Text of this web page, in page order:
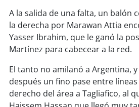
soytalcahuano
soyconcepción
soyarauco
A la salida de una falta, un balón
la derecha por Marawan Attia
Yasser Ibrahim, que le ganó la
Martínez para cabecear a la red.
El tanto no amilanó a Argentina,
después un fino pase entre
derecho del área a Tagliafico, al